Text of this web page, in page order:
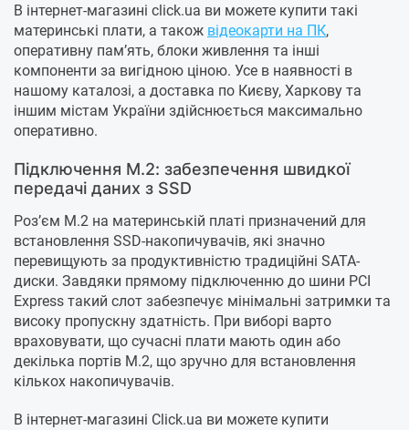
В інтернет-магазині click.ua ви можете купити такі
материнські плати, а також відеокарти на ПК,
оперативну пам’ять, блоки живлення та інші
компоненти за вигідною ціною. Усе в наявності в
нашому каталозі, а доставка по Києву, Харкову та
іншим містам України здійснюється максимально
оперативно.
Підключення M.2: забезпечення швидкої
передачі даних з SSD
Роз’єм M.2 на материнській платі призначений для
встановлення SSD-накопичувачів, які значно
перевищують за продуктивністю традиційні SATA-
диски. Завдяки прямому підключенню до шини PCI
Express такий слот забезпечує мінімальні затримки та
високу пропускну здатність. При виборі варто
враховувати, що сучасні плати мають один або
декілька портів M.2, що зручно для встановлення
кількох накопичувачів.
В інтернет-магазині Click.ua ви можете купити